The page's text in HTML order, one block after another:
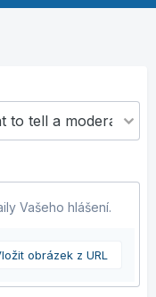
Vašeho hlášení.
obrázek z URL